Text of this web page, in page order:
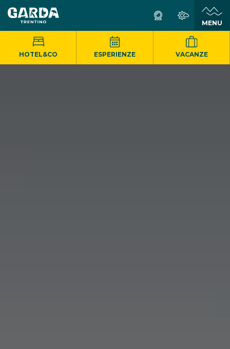
MENU
HOTEL&CO ESPERIENZE VACANZE